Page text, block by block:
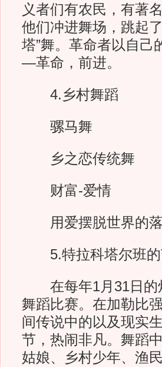
义者们有农民，有著
他们冲进舞场，跳起
塔”舞。革命者以自己
—革命，前进。
4.乡村舞蹈
骡马舞
乡之恋传统舞
财富-爱情
用爱摆脱世界的
5.特拉科塔尔班的
在每年1月31日的
舞蹈比赛。在加勒比
间传说中的以及现实
节，热闹非凡。舞蹈
姑娘、乡村少年、渔